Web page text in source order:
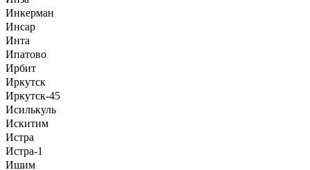
Инкерман
Инсар
Инта
Ипатово
Ирбит
Иркутск
Иркутск-45
Исилькуль
Искитим
Истра
Истра-1
Ишим